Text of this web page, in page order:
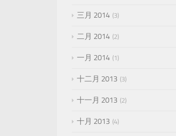
三月 2014 3
二月 2014 2
一月 2014 1
十二月 2013 3
十一月 2013 2
十月 2013 4